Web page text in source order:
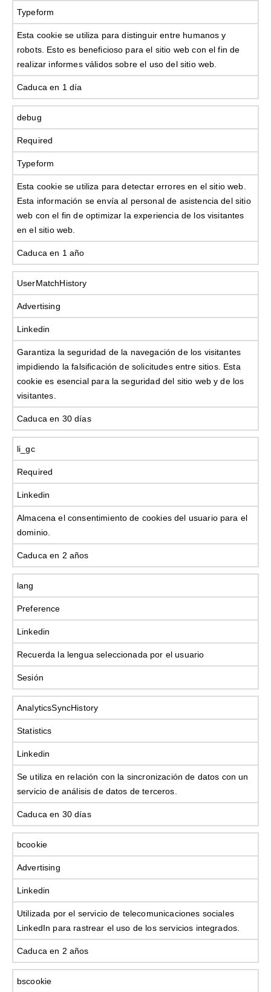
Typeform
Esta cookie se utiliza para distinguir entre humanos y
robots. Esto es beneficioso para el sitio web con el fin de
realizar informes válidos sobre el uso del sitio web.
Caduca en 1 día
debug
Required
Typeform
Esta cookie se utiliza para detectar errores en el sitio web.
Esta información se envía al personal de asistencia del sitio
web con el fin de optimizar la experiencia de los visitantes
en el sitio web.
Caduca en 1 año
UserMatchHistory
Advertising
Linkedin
Garantiza la seguridad de la navegación de los visitantes
impidiendo la falsificación de solicitudes entre sitios. Esta
cookie es esencial para la seguridad del sitio web y de los
visitantes.
Caduca en 30 días
li_gc
Required
Linkedin
Almacena el consentimiento de cookies del usuario para el
dominio.
Caduca en 2 años
lang
Preference
Linkedin
Recuerda la lengua seleccionada por el usuario
Sesión
AnalyticsSyncHistory
Statistics
Linkedin
Se utiliza en relación con la sincronización de datos con un
servicio de análisis de datos de terceros.
Caduca en 30 días
bcookie
Advertising
Linkedin
Utilizada por el servicio de telecomunicaciones sociales
LinkedIn para rastrear el uso de los servicios integrados.
Caduca en 2 años
bscookie